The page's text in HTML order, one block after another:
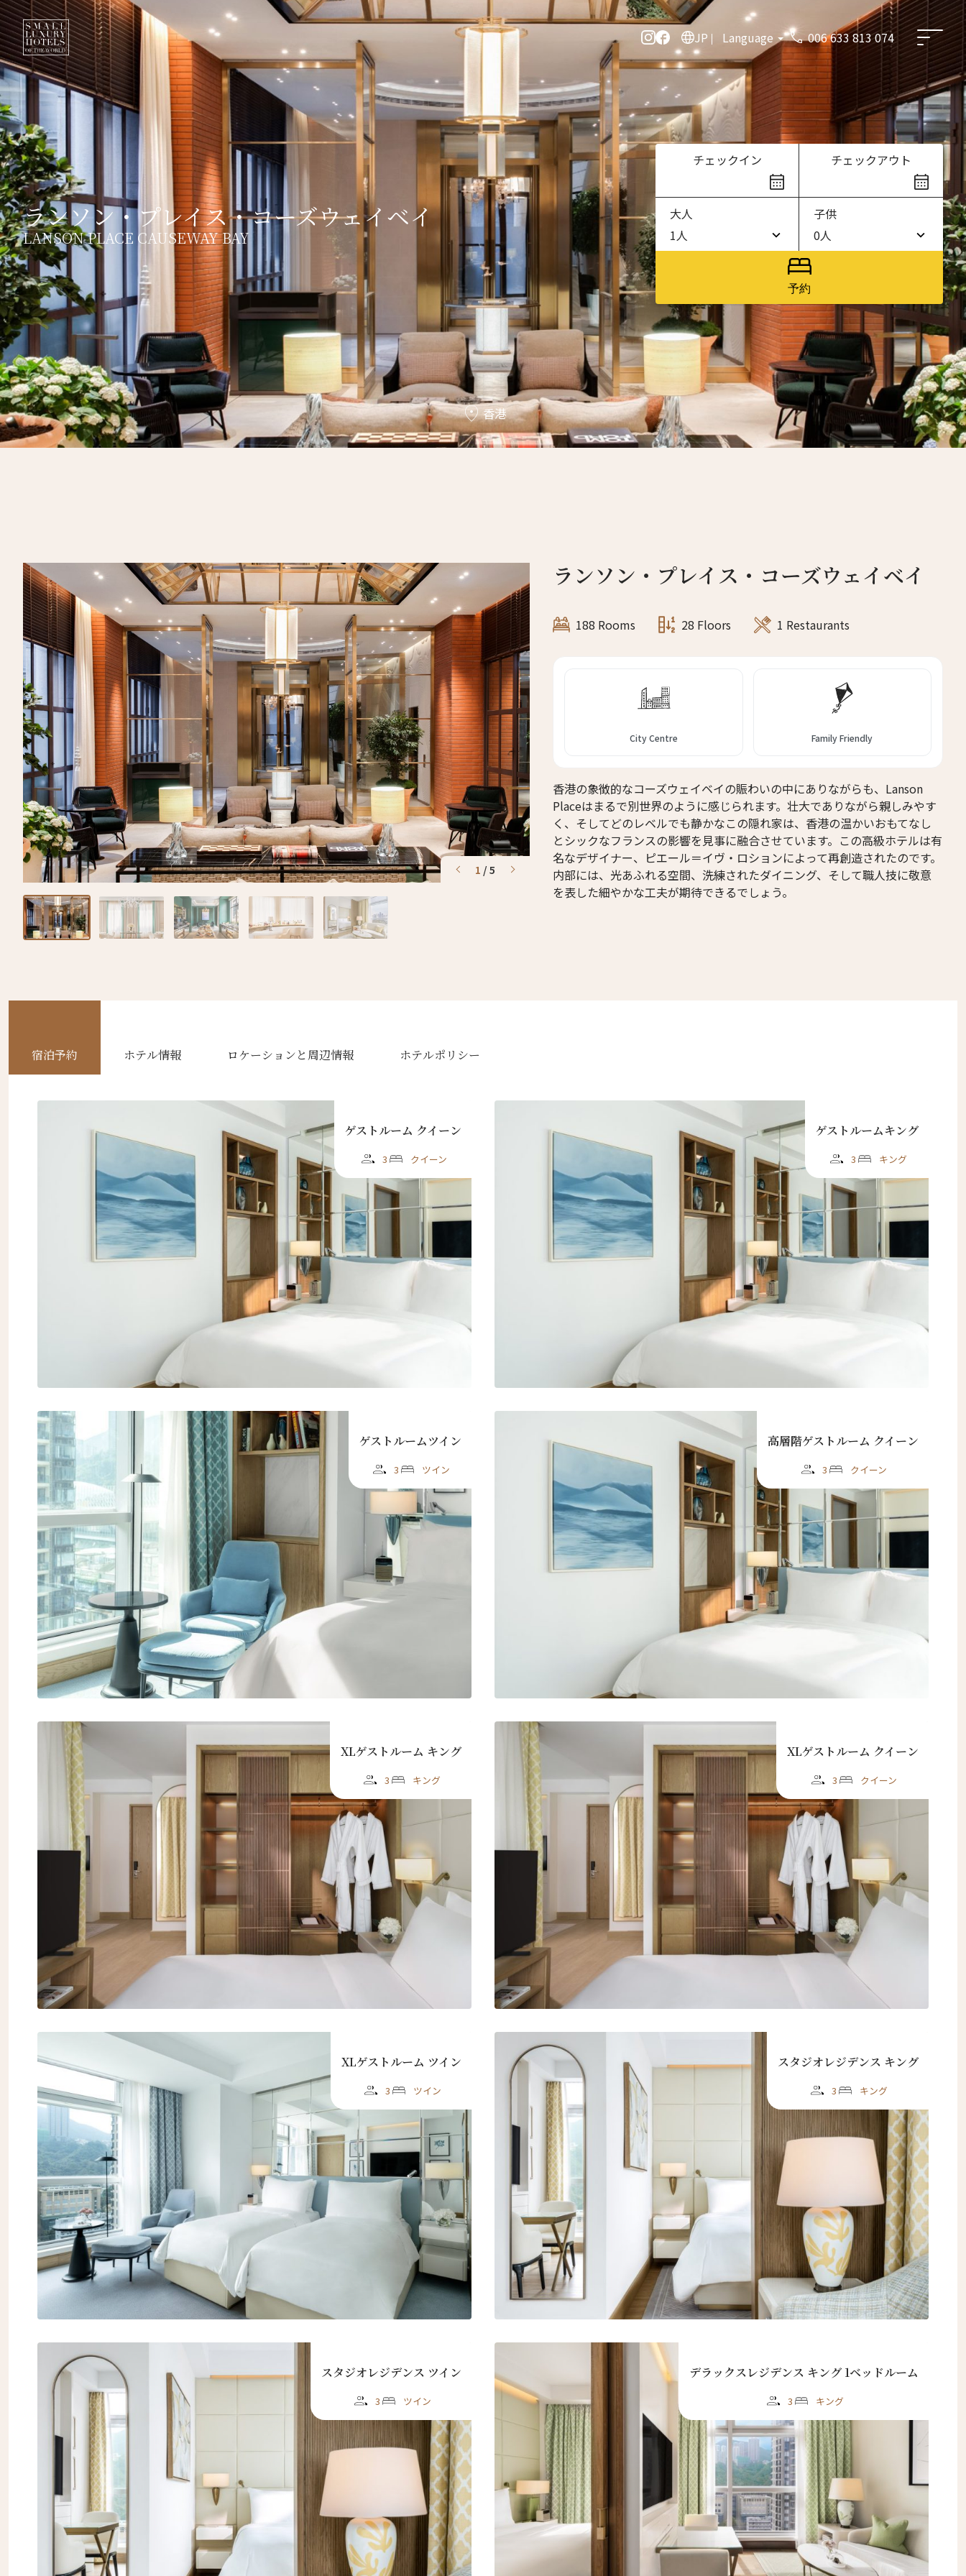
JP Language 006 633 813 074
ランソン・プレイス・コーズウェイベイ
LANSON PLACE CAUSEWAY BAY
チェックイン チェックアウト
大人
1人
1人
3人
6人
7人
11人
13人
18人
19人
子供
0人
0人
2人
4人
5人
6人
10人
12人
14人
17人
18人
予約
香港
1 /5
ランソン・プレイス・コーズウェイベイ
188 Rooms 28 Floors 1 Restaurants
City Centre Family Friendly
香港の象徴的なコーズウェイベイの賑わいの中にありながらも、Lanson
Placeはまるで別世界のように感じられます。壮大でありながら親しみやす
く、そしてどのレベルでも静かなこの隠れ家は、香港の温かいおもてなし
とシックなフランスの影響を見事に融合させています。この高級ホテルは有
名なデザイナー、ピエール＝イヴ・ロションによって再創造されたのです。
内部には、光あふれる空間、洗練されたダイニング、そして職人技に敬意
を表した細やかな工夫が期待できるでしょう。
宿泊予約 ホテル情報 ロケーションと周辺情報 ホテルポリシー
ゲストルーム クイーン
3 クイーン
ゲストルームキング
3 キング
ゲストルームツイン
3 ツイン
高層階ゲストルーム クイーン
3 クイーン
XLゲストルーム キング
3 キング
XLゲストルーム クイーン
3 クイーン
XLゲストルーム ツイン
3 ツイン
スタジオレジデンス キング
3 キング
スタジオレジデンス ツイン
3 ツイン
デラックスレジデンス キング 1ベッドルーム
3 キング
ニュースレター登録
名前（ローマ字）*
First
名前 （漢字）
Eメール*
閉じる